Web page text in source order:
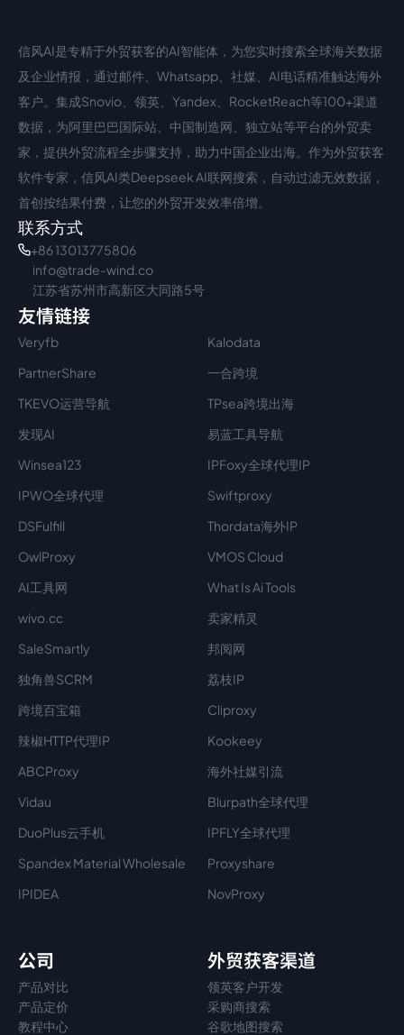
中文入口
信风AI是专精于外贸获客的AI智能体，为您实时搜索全球海关数据
及企业情报，通过邮件、Whatsapp、社媒、AI电话精准触达海外
客户。集成Snovio、领英、Yandex、RocketReach等100+渠道
数据，为阿里巴巴国际站、中国制造网、独立站等平台的外贸卖
家，提供外贸流程全步骤支持，助力中国企业出海。作为外贸获客
软件专家，信风AI类Deepseek AI联网搜索，自动过滤无效数据，
首创按结果付费，让您的外贸开发效率倍增。
联系方式
+86 13013775806
info@trade-wind.co
江苏省苏州市高新区大同路5号
友情链接
Veryfb
Kalodata
PartnerShare
一合跨境
TKEVO运营导航
TPsea跨境出海
发现AI
易蓝工具导航
Winsea123
IPFoxy全球代理IP
IPWO全球代理
Swiftproxy
DSFulfill
Thordata海外IP
OwlProxy
VMOS Cloud
AI工具网
What Is Ai Tools
wivo.cc
卖家精灵
SaleSmartly
邦阅网
独角兽SCRM
荔枝IP
跨境百宝箱
Cliproxy
辣椒HTTP代理IP
Kookeey
ABCProxy
海外社媒引流
Vidau
Blurpath全球代理
DuoPlus云手机
IPFLY全球代理
Spandex Material Wholesale​
Proxyshare
IPIDEA
NovProxy
公司
产品对比
产品定价
教程中心
外贸获客渠道
领英客户开发
采购商搜索
谷歌地图搜索